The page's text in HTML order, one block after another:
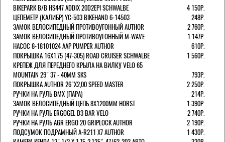
BIKEPARK B/B HS447 ADDIX 20D2EPI SCHWALBE
4 150Р.
ЦЕПЕМЕТР (КАЛИБР) YC-503 BIKEHAND 6-14503
248Р.
ЗАМОК ВЕЛОСИПЕДНЫЙ ПРОТИВОУГОННЫЙ AUTHOR
2 760Р.
ЗАМОК ВЕЛОСИПЕДНЫЙ ПРОТИВОУГОННЫЙ M-WAVE
1 147Р.
НАСОС 8-18101024 AAP PUMPER AUTHOR
610Р.
ПОКРЫШКА 16X1.75 (47-305) ROAD CRUISER SCHWALBE
1 560Р.
КРЕПЕЖ ДЛЯ ПЕРЕДНЕГО КРЫЛА НА ВИЛКУ VELO 65
MOUNTAIN 29" 37 - 40ММ SKS
793Р.
ПОКРЫШКА AUTHOR 26"Х2,00 SPEED MASTER
2 250Р.
РУЧКИ НА РУЛЬ BMX (ПАРА)
214Р.
ЗАМОК ВЕЛОCИПЕДНЫЙ ЦЕПЬ 8Х1200ММ HORST
1 390Р.
РУЧКИ НА РУЛЬ ERGOGEL D3 BAR VELO
2 740Р.
РУЧКИ НА РУЛЬ AGR ERGO 20 GRIPLOCK AUTHOR
2 190Р.
ПОДСУМОК ПОДРАМНЫЙ A-R211 X7 AUTHOR
1 430Р.